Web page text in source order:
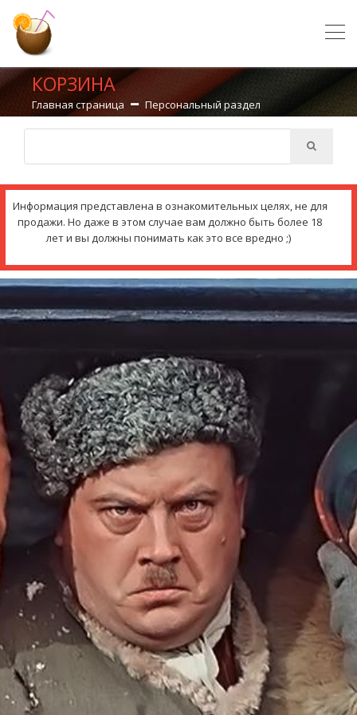
КОРЗИНА
Главная страница Персональный раздел
Информация представлена в ознакомительных целях, не для
продажи. Но даже в этом случае вам должно быть более 18
лет и вы должны понимать как это все вредно ;)